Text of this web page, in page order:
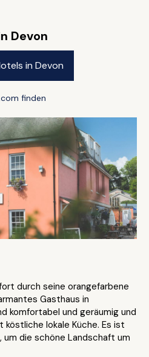
Devon
in Devon
finden
durch seine orangefarbene
Gasthaus in
komfortabel und geräumig und
lokale Küche. Es ist
um die schöne Landschaft um